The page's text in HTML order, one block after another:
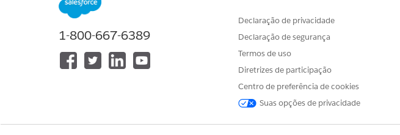
Metadados de registro
Rotear metadados
Resumo das trocas de informações
Cada solicitação que o Salesforce Maps envia inclui o ID
1-800-667-6389
Declaração de privacidade
Declaração de segurança
Termos de uso
Diretrizes de participação
Centro de preferência de cookies
Suas opções de privacidade